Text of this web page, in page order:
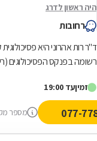
היה ראשון לדרג
רחובות
זמיןעד 19:00
מספר